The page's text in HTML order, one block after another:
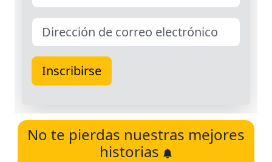
No te pierdas nuestras mejores
historias